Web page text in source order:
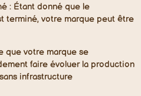
: Étant donné que le
terminé, votre marque peut être
que votre marque se
faire évoluer la production
infrastructure